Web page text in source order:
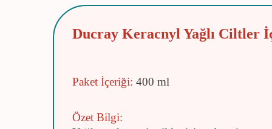
Ducray Keracnyl Yağlı Ciltler
Paket İçeriği: 400 ml
Özet Bilgi: